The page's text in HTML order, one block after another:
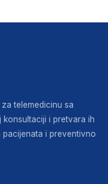
telemedicinu sa
i pretvara ih
i preventivno